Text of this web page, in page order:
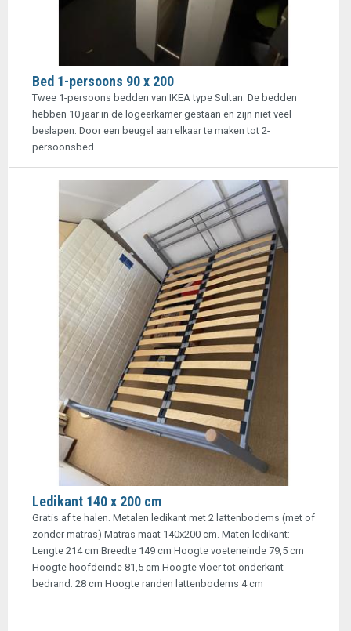
Bed 1-persoons 90 x 200
Twee 1-persoons bedden van IKEA type Sultan. De bedden
hebben 10 jaar in de logeerkamer gestaan en zijn niet veel
beslapen. Door een beugel aan elkaar te maken tot 2-
persoonsbed.
Ledikant 140 x 200 cm
Gratis af te halen. Metalen ledikant met 2 lattenbodems (met of
zonder matras) Matras maat 140x200 cm. Maten ledikant:
Lengte 214 cm Breedte 149 cm Hoogte voeteneinde 79,5 cm
Hoogte hoofdeinde 81,5 cm Hoogte vloer tot onderkant
bedrand: 28 cm Hoogte randen lattenbodems 4 cm